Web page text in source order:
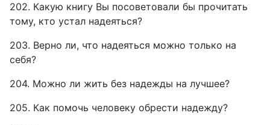
202. Какую книгу Вы посоветовали бы прочитать
тому, кто устал надеяться?
203. Верно ли, что надеяться можно только на
себя?
204. Можно ли жить без надежды на лучшее?
205. Как помочь человеку обрести надежду?